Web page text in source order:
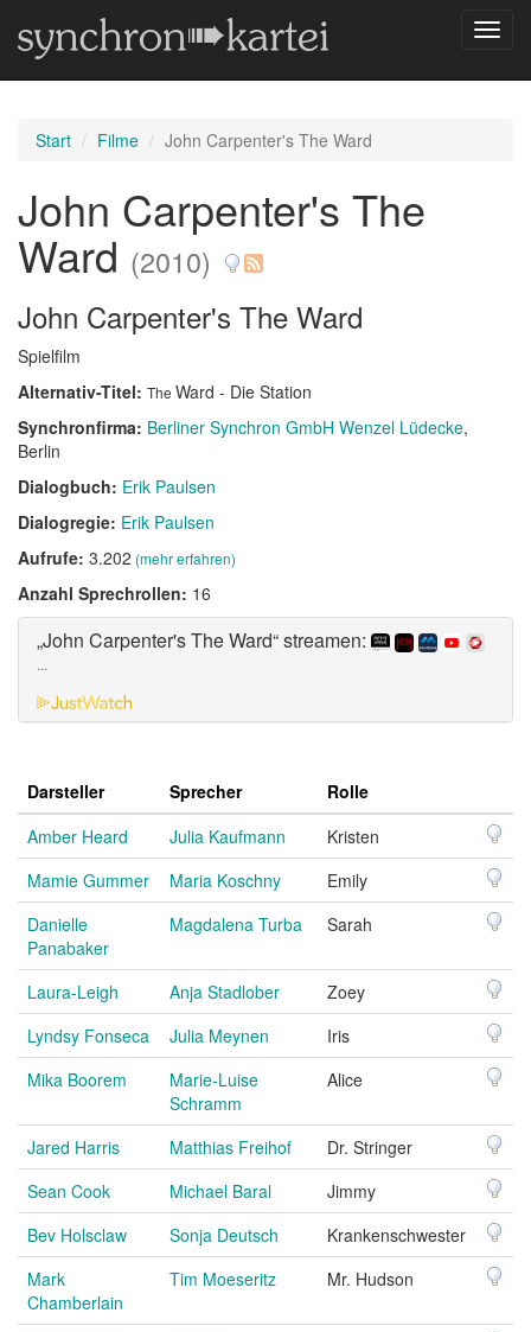
Start Filme John Carpenter's The Ward
John Carpenter's The
Ward (2010)
John Carpenter's The Ward
Spielfilm
Alternativ-Titel: The Ward - Die Station
Synchronfirma: Berliner Synchron GmbH Wenzel Lüdecke,
Berlin
Dialogbuch: Erik Paulsen
Dialogregie: Erik Paulsen
Aufrufe: 3.202 (mehr erfahren)
Anzahl Sprechrollen: 16
„John Carpenter's The Ward“ streamen:
...
Darsteller Sprecher
Rolle
Amber Heard
Julia Kaufmann
Kristen
Mamie Gummer
Maria Koschny
Emily
Danielle
Panabaker
Magdalena Turba Sarah
Laura-Leigh Anja Stadlober
Zoey
Lyndsy Fonseca
Julia Meynen
Iris
Mika Boorem
Marie-Luise
Schramm
Alice
Jared Harris Matthias Freihof
Dr. Stringer
Sean Cook
Michael Baral
Jimmy
Bev Holsclaw
Sonja Deutsch
Krankenschwester
Mark
Chamberlain
Tim Moeseritz Mr. Hudson